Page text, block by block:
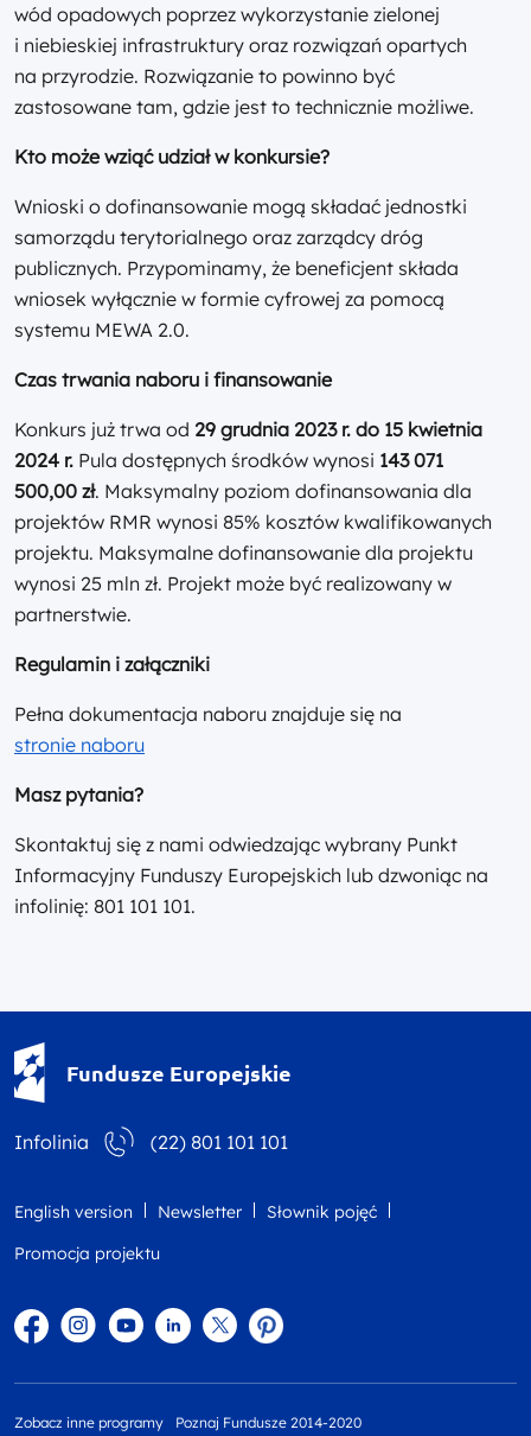
wód opadowych poprzez wykorzystanie zielonej
i niebieskiej infrastruktury oraz rozwiązań opartych
na przyrodzie. Rozwiązanie to powinno być
zastosowane tam, gdzie jest to technicznie możliwe.
Kto może wziąć udział w konkursie?
Wnioski o dofinansowanie mogą składać jednostki
samorządu terytorialnego oraz zarządcy dróg
publicznych. Przypominamy, że beneficjent składa
wniosek wyłącznie w formie cyfrowej za pomocą
systemu MEWA 2.0.
Czas trwania naboru i finansowanie
Konkurs już trwa od 29 grudnia 2023 r. do 15 kwietnia
2024 r. Pula dostępnych środków wynosi 143 071
500,00 zł. Maksymalny poziom dofinansowania dla
projektów RMR wynosi 85% kosztów kwalifikowanych
projektu. Maksymalne dofinansowanie dla projektu
wynosi 25 mln zł. Projekt może być realizowany w
partnerstwie.
Regulamin i załączniki
Pełna dokumentacja naboru znajduje się na
stronie naboru
Masz pytania?
Skontaktuj się z nami odwiedzając wybrany Punkt
Informacyjny Funduszy Europejskich lub dzwoniąc na
infolinię: 801 101 101.
Fundusze Europejskie
Infolinia (22) 801 101 101
English version Newsletter
Słownik pojęć
Promocja projektu
FacebookInstagram
YouTubeLinkedintwitterPinterest
Zobacz inne programy Poznaj Fundusze 2014-2020